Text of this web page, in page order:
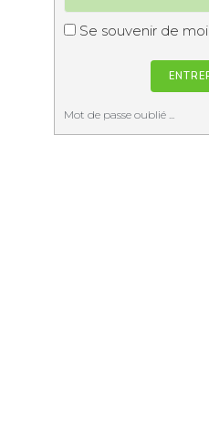
Se souvenir de moi
Mot de passe oublié ...